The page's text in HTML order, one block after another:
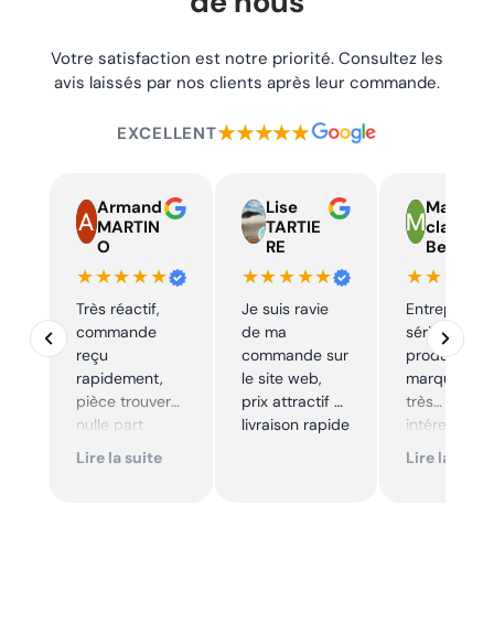
Votre satisfaction est notre priorité. Consultez les
avis laissés par nos clients après leur commande.
EXCELLENT★★★★★
Armand
MARTIN
O
★★★★★
Très réactif,
commande
reçu
rapidement,
pièce trouver
nulle part
ailleurs et
Lire la suite
Lise
TARTIE
RE
★★★★★
Je suis ravie
de ma
commande sur
le site web,
prix attractif et
livraison rapide
Marie
claire
Beelen
Entreprise
sérieuse,
produits de
marque à
très
Excellent
Lire la suite